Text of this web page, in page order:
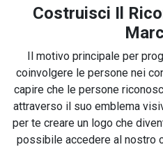
Costruisci Il
Il motivo principale per
coinvolgere le persone nei
capire che le persone
attraverso il suo emblema
per te creare un logo che
possibile accedere al nostro